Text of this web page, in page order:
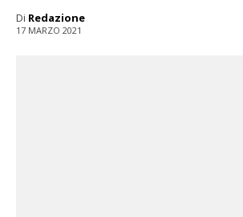
Di Redazione
17 MARZO 2021